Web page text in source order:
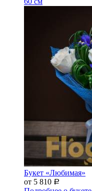
Букет «Любимая»
от 5 810 Р